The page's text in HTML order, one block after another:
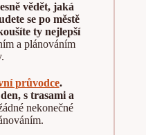
vědět, jaká
se po městě
ty nejlepší
a plánováním
průvodce.
s trasami a
nekonečné